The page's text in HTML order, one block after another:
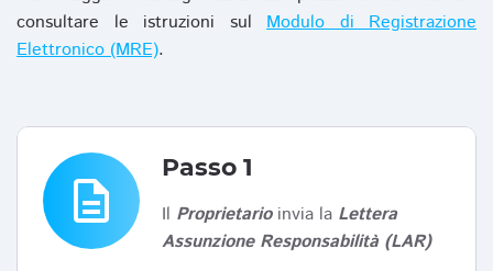
consultare le istruzioni sul Modulo di Registrazione
Elettronico (MRE).
description
Passo 1
Il Proprietarioinvia la Lettera
Assunzione Responsabilità (LAR)